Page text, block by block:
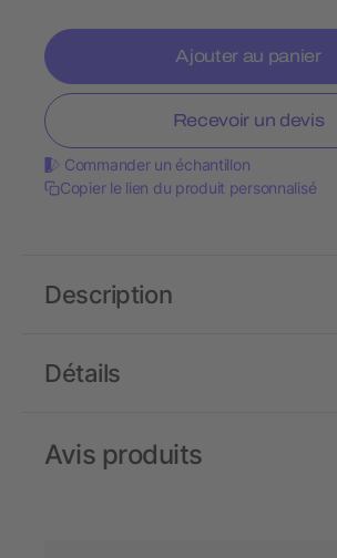
Ajouter au panier
Recevoir un devis
Commander un échantillon
Copier le lien du produit personnalisé
Détails
Description
Avis produits